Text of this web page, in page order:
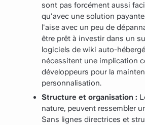
sont pas forcément aussi
qu'avec une solution
l'aise avec un peu de
être prêt à investir dans un
logiciels de wiki auto-
nécessitent une implication
développeurs pour la
personnalisation.
Structure et organisation :
nature, peuvent ressembler
Sans lignes directrices et